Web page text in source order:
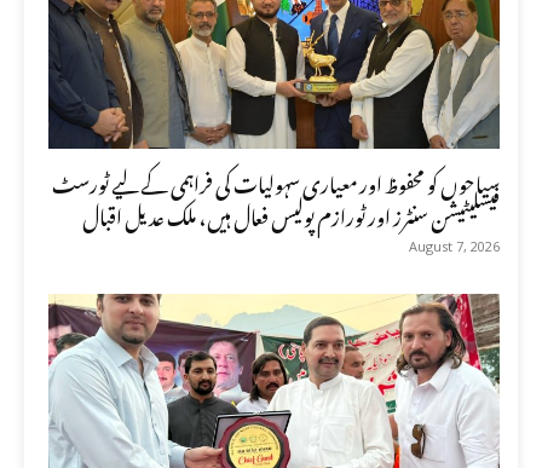
سیاحوں کو محفوظ اور معیاری سہولیات کی فراہمی کے لیے ٹورسٹ
فیسلیٹیشن سنٹرز اور ٹورازم پولیس فعال ہیں، ملک عدیل اقبال
August 7, 2026